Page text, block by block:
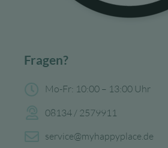
Fragen?
Mo-Fr: 10:00 – 13:00 Uhr
08134 / 2579911
service@myhappyplace.de